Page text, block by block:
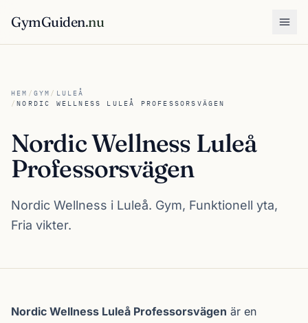
GymGuiden.nu
HEM / GYM / LULEÅ
/NORDIC WELLNESS LULEÅ PROFESSORSVÄGEN
Nordic Wellness Luleå
Professorsvägen
Nordic Wellness i Luleå. Gym, Funktionell yta,
Fria vikter.
Om Nordic Wellness Luleå Professorsvägen
Nordic Wellness Luleå Professorsvägen är en